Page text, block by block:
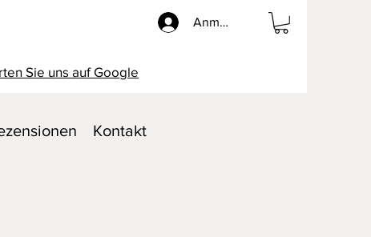
Anmelden
Sie uns auf Google
Kontakt